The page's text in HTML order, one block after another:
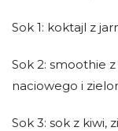
Sok 1: koktajl z
Sok 2: smoothie z
naciowego i
Sok 3: sok z kiwi,